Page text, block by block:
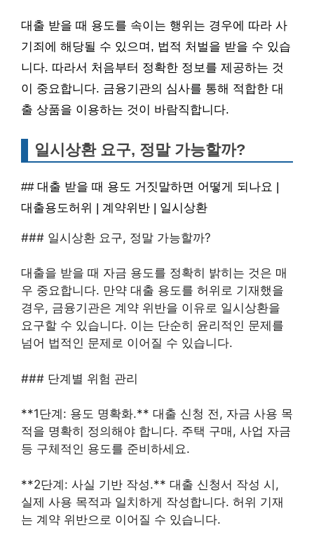
대출 받을 때 용도를 속이는 행위는 경우에 따라 사
기죄에 해당될 수 있으며, 법적 처벌을 받을 수 있습
니다. 따라서 처음부터 정확한 정보를 제공하는 것
이 중요합니다. 금융기관의 심사를 통해 적합한 대
출 상품을 이용하는 것이 바람직합니다.
일시상환 요구, 정말 가능할까?
## 대출 받을 때 용도 거짓말하면 어떻게 되나요 |
대출용도허위 | 계약위반 | 일시상환
### 일시상환 요구, 정말 가능할까?
대출을 받을 때 자금 용도를 정확히 밝히는 것은 매
우 중요합니다. 만약 대출 용도를 허위로 기재했을
경우, 금융기관은 계약 위반을 이유로 일시상환을
요구할 수 있습니다. 이는 단순히 윤리적인 문제를
넘어 법적인 문제로 이어질 수 있습니다.
### 단계별 위험 관리
**1단계: 용도 명확화.** 대출 신청 전, 자금 사용 목
적을 명확히 정의해야 합니다. 주택 구매, 사업 자금
등 구체적인 용도를 준비하세요.
**2단계: 사실 기반 작성.** 대출 신청서 작성 시,
실제 사용 목적과 일치하게 작성합니다. 허위 기재
는 계약 위반으로 이어질 수 있습니다.